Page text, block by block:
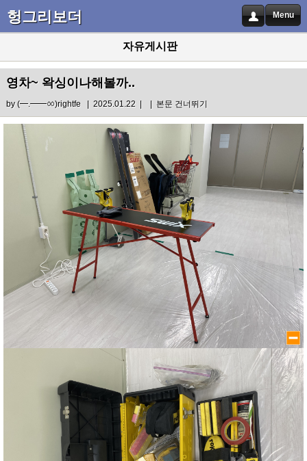
헝그리보더 Menu
자유게시판
영차~ 왁싱이나해볼까..
by(━.━━ㆀ)rightfe| 2025.01.22 | | 본문 건너뛰기